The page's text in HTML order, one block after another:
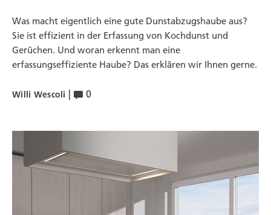
Was macht eigentlich eine gute Dunstabzugshaube aus?
Sie ist effizient in der Erfassung von Kochdunst und
Gerüchen. Und woran erkennt man eine
erfassungseffiziente Haube? Das erklären wir Ihnen gerne.
Willi Wescoli | 0